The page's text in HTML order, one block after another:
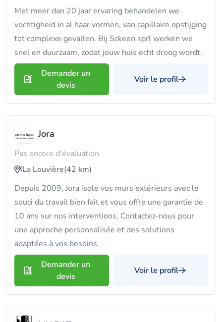
Met meer dan 20 jaar ervaring behandelen we
vochtigheid in al haar vormen, van capillaire opstijging
tot complexe gevallen. Bij Sckeen sprl werken we
snel en duurzaam, zodat jouw huis echt droog wordt.
Demander un
devis
Voir le profil
Jora
Pas encore d'évaluation
La Louvière(42 km)
Depuis 2009, Jora isole vos murs extérieurs avec le
souci du travail bien fait et vous offre une garantie de
10 ans sur nos interventions. Contactez-nous pour
une approche personnalisée et des solutions
adaptées à vos besoins.
Demander un
devis
Voir le profil